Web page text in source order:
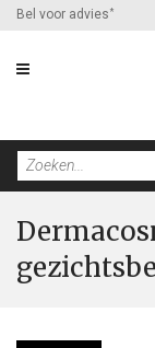
Bel voor advies *